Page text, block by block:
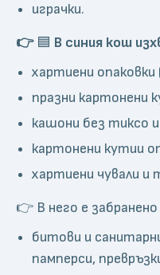
играчки.
👉 🟦 В синия кош
хартиени
празни картонени
кашони без тиксо
картонени кутии
хартиени чували и
👉 В него е
битови и
памперси,